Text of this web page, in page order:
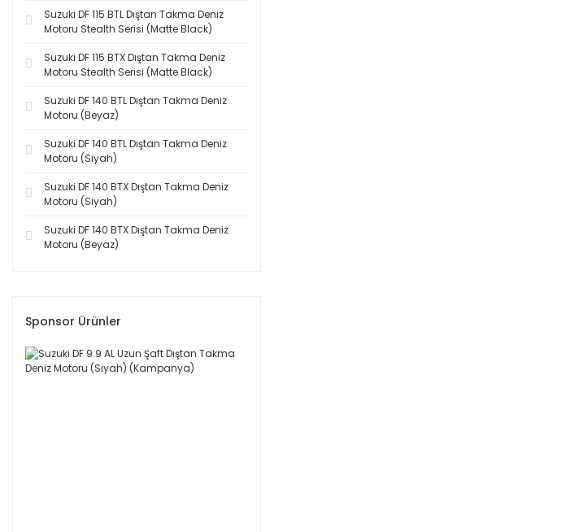
Suzuki DF 115 BTL Dıştan Takma Deniz
Motoru Stealth Serisi (Matte Black)
Suzuki DF 115 BTX Dıştan Takma Deniz
Motoru Stealth Serisi (Matte Black)
Suzuki DF 140 BTL Dıştan Takma Deniz
Motoru (Beyaz)
Suzuki DF 140 BTL Dıştan Takma Deniz
Motoru (Siyah)
Suzuki DF 140 BTX Dıştan Takma Deniz
Motoru (Siyah)
Suzuki DF 140 BTX Dıştan Takma Deniz
Motoru (Beyaz)
Sponsor Ürünler